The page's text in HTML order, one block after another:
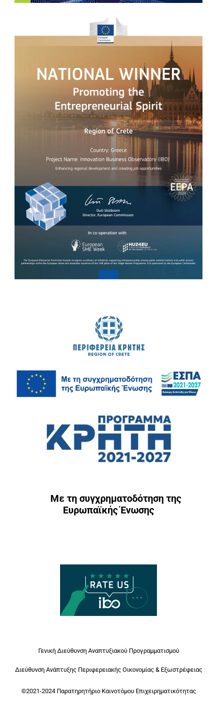
Με τη συγχρηματοδότηση της
Ευρωπαϊκής Ένωσης
Γενική Διεύθυνση Αναπτυξιακού Προγραμματισμού
Διεύθυνση Ανάπτυξης Περιφερειακής Οικονομίας & Εξωστρέφειας
©2021-2024 Παρατηρητήριο Καινοτόμου Επιχειρηματικότητας